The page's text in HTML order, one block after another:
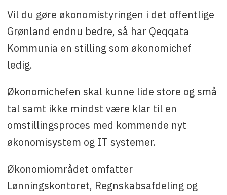
Kontakt : Hans Christian Sværd, telefon (+299)
86 73 01, e-mail: hcsv@qeqqata.gl
Vil du gøre økonomistyringen i det offentlige
Grønland endnu bedre, så har Qeqqata
Kommunia en stilling som økonomichef
ledig.
Økonomichefen skal kunne lide store og små
tal samt ikke mindst være klar til en
omstillingsproces med kommende nyt
økonomisystem og IT systemer.
Økonomiområdet omfatter
Lønningskontoret, Regnskabsafdeling og